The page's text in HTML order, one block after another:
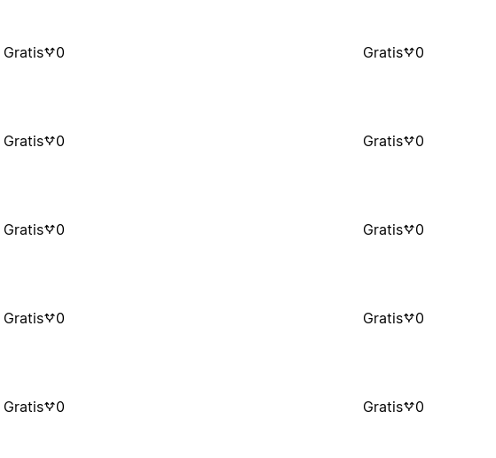
Gratis 0 Gratis 0
Gratis 0 Gratis 0
Gratis 0 Gratis 0
Gratis 0 Gratis 0
Gratis 0 Gratis 0